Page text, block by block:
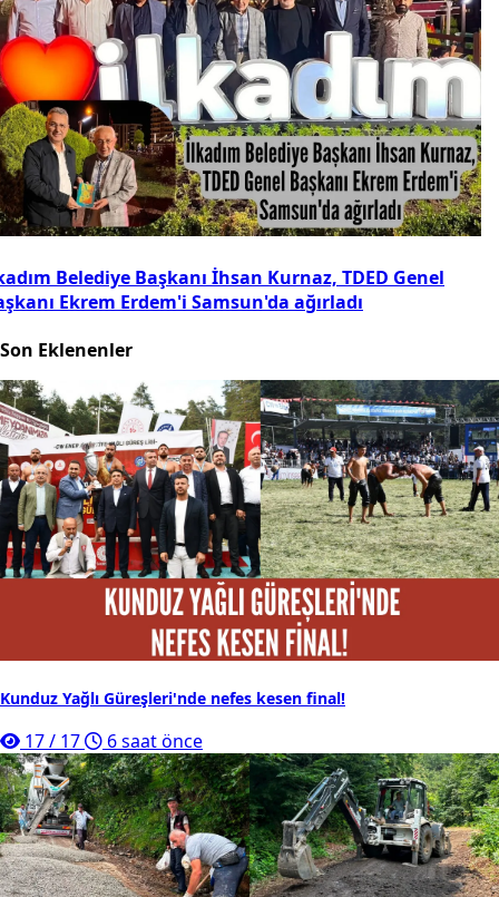
Belediye Başkanı İhsan Kurnaz, TDED Genel
Ekrem Erdem'i Samsun'da ağırladı
Son Eklenenler
Kunduz Yağlı Güreşleri'nde nefes kesen final!
17/ 17 6 saat önce